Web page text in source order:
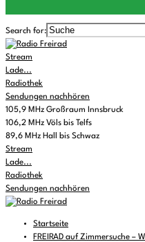
Search for:
Stream
Lade...
Radiothek
Sendungen nachhören
105,9 MHz Großraum Innsbruck
106,2 MHz Völs bis Telfs
89,6 MHz Hall bis Schwaz
Stream
Lade...
Radiothek
Sendungen nachhören
Startseite
FREIRAD auf Zimmersuche –